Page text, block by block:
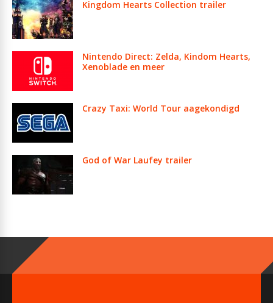
Kingdom Hearts Collection trailer
Nintendo Direct: Zelda, Kindom Hearts,
Xenoblade en meer
Crazy Taxi: World Tour aagekondigd
God of War Laufey trailer